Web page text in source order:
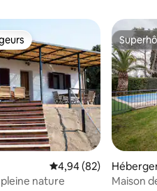
de 5 commentaires : 5 sur 5
Évaluation moyenne
4,94 (82)
nature
Maison